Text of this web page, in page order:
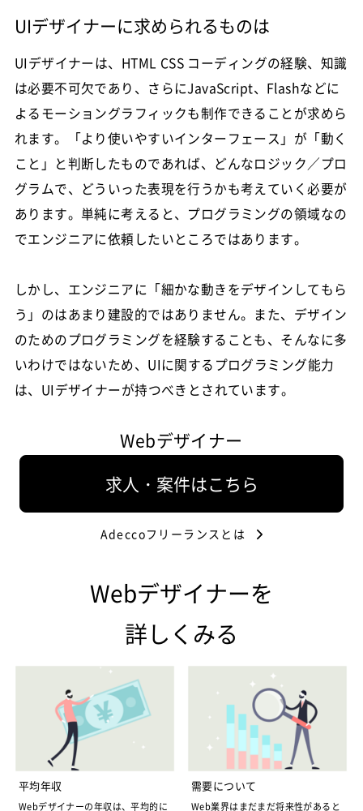
UIデザイナーに求められるものは
UIデザイナーは、HTML CSS コーディングの経験、知識
は必要不可欠であり、さらにJavaScript、Flashなどに
よるモーショングラフィックも制作できることが求めら
れます。「より使いやすいインターフェース」が「動く
こと」と判断したものであれば、どんなロジック／プロ
グラムで、どういった表現を行うかも考えていく必要が
あります。単純に考えると、プログラミングの領域なの
でエンジニアに依頼したいところではあります。
しかし、エンジニアに「細かな動きをデザインしてもら
う」のはあまり建設的ではありません。また、デザイン
のためのプログラミングを経験することも、そんなに多
いわけではないため、UIに関するプログラミング能力
は、UIデザイナーが持つべきとされています。
Webデザイナー
求人・案件はこちら
Adeccoフリーランスとは
Webデザイナーを
詳しくみる
平均年収
Webデザイナーの年収は、平均的に
需要について
Web業界はまだまだ将来性があると